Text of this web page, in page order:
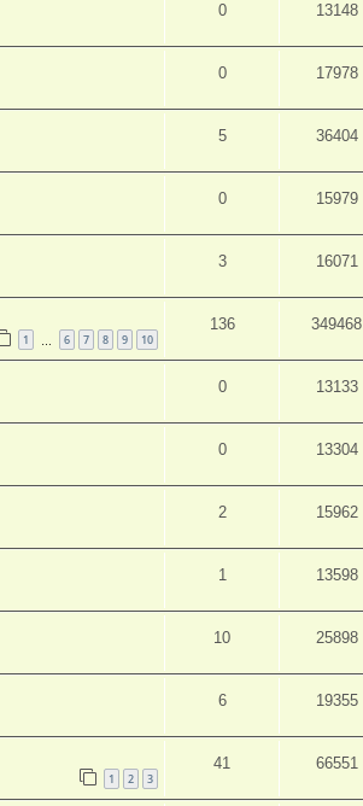
0 13148
0 17978
5 36404
0 15979
3 16071
1 6 7 8 9 10
136 349468
0 13133
0 13304
2 15962
1 13598
10 25898
6 19355
1 2 3
41 66551